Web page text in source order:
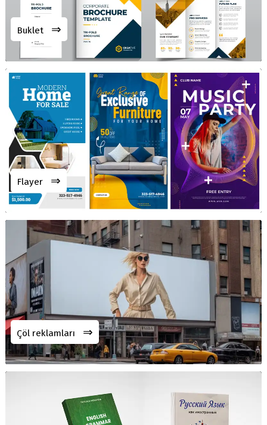
Buklet ⇒
Flayer ⇒
Çöl reklamları ⇒